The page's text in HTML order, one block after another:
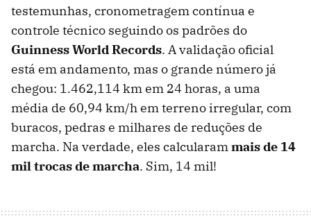
testemunhas, cronometragem contínua e
controle técnico seguindo os padrões do
Guinness World Records. A validação oficial
está em andamento, mas o grande número já
chegou: 1.462,114 km em 24 horas, a uma
média de 60,94 km/h em terreno irregular, com
buracos, pedras e milhares de reduções de
marcha. Na verdade, eles calcularammais de 14
mil trocas de marcha. Sim, 14 mil!